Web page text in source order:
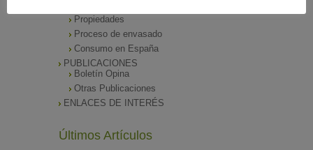
Propiedades
Proceso de envasado
Consumo en España
PUBLICACIONES
Boletín Opina
Otras Publicaciones
ENLACES DE INTERÉS
Últimos Artículos